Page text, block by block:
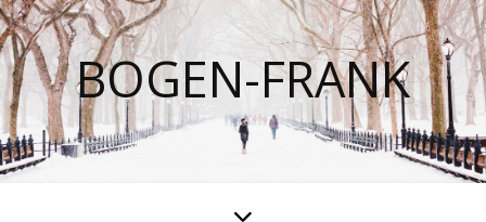
BOGEN-FRANK